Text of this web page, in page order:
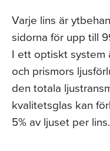
Varje lins är
sidorna för upp till
I ett optiskt system
och prismors
den totala
kvalitetsglas kan
5% av ljuset per lins.